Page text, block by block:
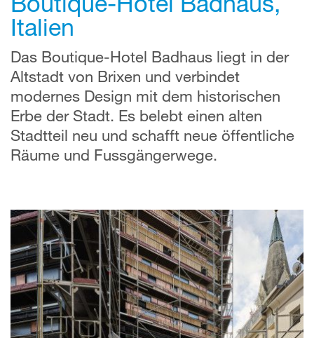
Italien
Das Boutique-Hotel Badhaus liegt in der
Altstadt von Brixen und verbindet
modernes Design mit dem historischen
Erbe der Stadt. Es belebt einen alten
Stadtteil neu und schafft neue öffentliche
Räume und Fussgängerwege.